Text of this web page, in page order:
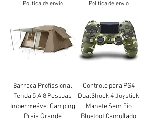
Politica de envio Politica de envio
Barraca Profissional
Tenda 5 A 8 Pessoas
Impermeável Camping
Praia Grande
Controle para PS4
DualShock 4 Joystick
Manete Sem Fio
Bluetoot Camuflado